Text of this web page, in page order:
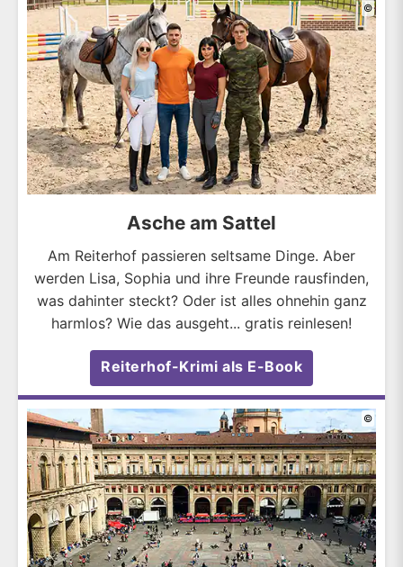
©
Asche am Sattel
Am Reiterhof passieren seltsame Dinge. Aber
werden Lisa, Sophia und ihre Freunde rausfinden,
was dahinter steckt? Oder ist alles ohnehin ganz
harmlos? Wie das ausgeht... gratis reinlesen!
Reiterhof-Krimi als E-Book
©